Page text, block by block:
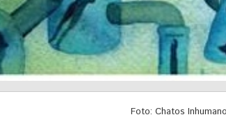
Foto: Chatos